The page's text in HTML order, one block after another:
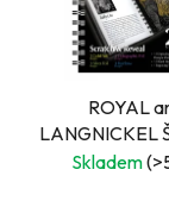
ROYAL
LANGNICKEL
obrázky A5 v
Skladem